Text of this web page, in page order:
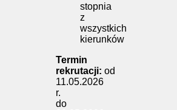
stopnia
z
wszystkich
kierunków
Termin
rekrutacji: od
11.05.2026
r.
do